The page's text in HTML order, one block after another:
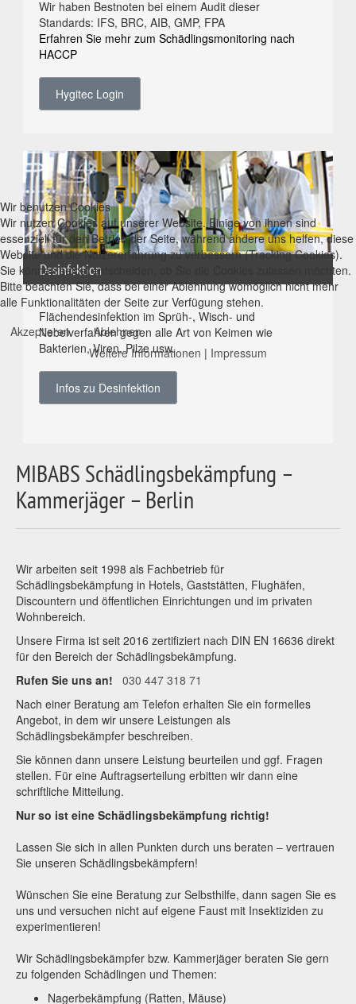
Wir haben Bestnoten bei einem Audit dieser
Standards: IFS, BRC, AIB, GMP, FPA
Erfahren Sie mehr zum Schädlingsmonitoring nach
HACCP
Hygitec Login
Desinfektion
Flächendesinfektion im Sprüh-, Wisch- und
Nebelverfahren gegen alle Art von Keimen wie
Bakterien, Viren, Pilze usw.
Infos zu Desinfektion
MIBABS Schädlingsbekämpfung –
Kammerjäger – Berlin
Wir arbeiten seit 1998 als Fachbetrieb für
Schädlingsbekämpfung in Hotels, Gaststätten, Flughäfen,
Discountern und öffentlichen Einrichtungen und im privaten
Wohnbereich.
Unsere Firma ist seit 2016 zertifiziert nach DIN EN 16636 direkt
für den Bereich der Schädlingsbekämpfung.
Rufen Sie uns an! 030 447 318 71
Nach einer Beratung am Telefon erhalten Sie ein formelles
Angebot, in dem wir unsere Leistungen als
Schädlingsbekämpfer beschreiben.
Sie können dann unsere Leistung beurteilen und ggf. Fragen
stellen. Für eine Auftragserteilung erbitten wir dann eine
schriftliche Mitteilung.
Nur so ist eine Schädlingsbekämpfung richtig!
Lassen Sie sich in allen Punkten durch uns beraten – vertrauen
Sie unseren Schädlingsbekämpfern!
Wünschen Sie eine Beratung zur Selbsthilfe, dann sagen Sie es
uns und versuchen nicht auf eigene Faust mit Insektiziden zu
experimentieren!
Wir Schädlingsbekämpfer bzw. Kammerjäger beraten Sie gern
zu folgenden Schädlingen und Themen:
Nagerbekämpfung (Ratten, Mäuse)
Wir benutzen Cookies
Wir nutzen Cookies auf unserer Website. Einige von ihnen sind
essenziell für den Betrieb der Seite, während andere uns helfen, diese
Website und die Nutzererfahrung zu verbessern (Tracking Cookies).
Sie können selbst entscheiden, ob Sie die Cookies zulassen möchten.
Bitte beachten Sie, dass bei einer Ablehnung womöglich nicht mehr
alle Funktionalitäten der Seite zur Verfügung stehen.
Akzeptieren
Ablehnen
Weitere Informationen | Impressum